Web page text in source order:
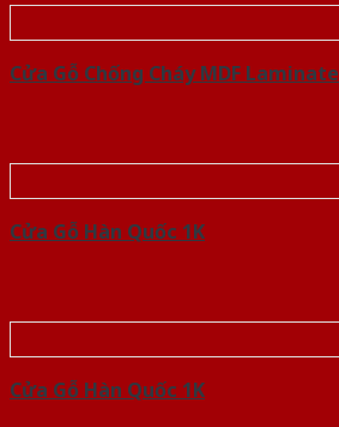
Cửa Gỗ Chống Cháy MDF Laminate
Cửa Gỗ Hàn Quốc 1K
Cửa Gỗ Hàn Quốc 1K